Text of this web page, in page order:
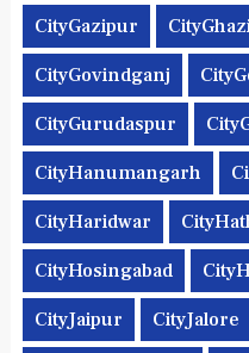
CityGazipur
CityGovindganj
CityGurudaspur
CityHanumangarh
CityHaridwar
CityHosingabad
CityJaipur CityJalore